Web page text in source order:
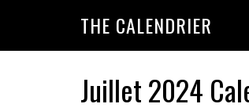
THE CALENDRIER
Juillet 2024